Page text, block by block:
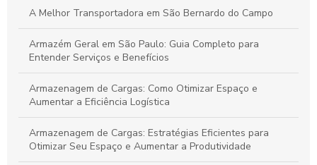
A Melhor Transportadora em São Bernardo do Campo
Armazém Geral em São Paulo: Guia Completo para
Entender Serviços e Benefícios
Armazenagem de Cargas: Como Otimizar Espaço e
Aumentar a Eficiência Logística
Armazenagem de Cargas: Estratégias Eficientes para
Otimizar Seu Espaço e Aumentar a Produtividade